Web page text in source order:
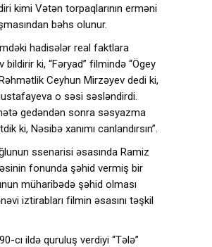
kimi Vətən torpaqlarının erməni
bəhs olunur.
hadisələr real faktlara
ki, “Fəryad” filmində “Ögey
Ceyhun Mirzəyev dedi ki,
o səsi səsləndirdi.
gedəndən sonra səsyazma
ki, Nəsibə xanımı canlandırsın”.
ssenarisi əsasında Ramiz
fonunda şəhid vermiş bir
müharibədə şəhid olması
iztirabları filmin əsasını təşkil
cı ildə quruluş verdiyi “Tələ”